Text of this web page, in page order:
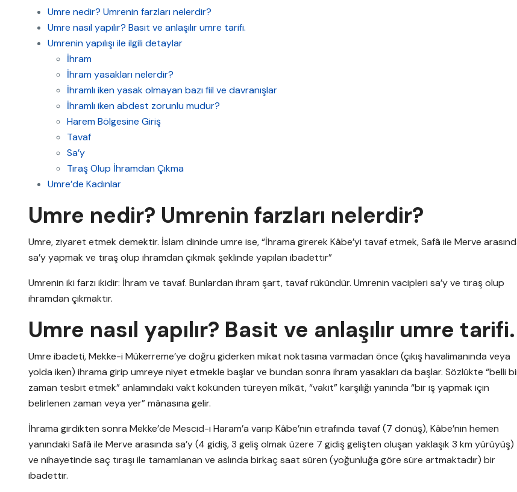
Umre nedir? Umrenin farzları nelerdir?
Umre nasıl yapılır? Basit ve anlaşılır umre tarifi.
Umrenin yapılışı ile ilgili detaylar
İhram
İhram yasakları nelerdir?
İhramlı iken yasak olmayan bazı fiil ve davranışlar
İhramlı iken abdest zorunlu mudur?
Harem Bölgesine Giriş
Tavaf
Sa’y
Tıraş Olup İhramdan Çıkma
Umre’de Kadınlar
Umre nedir? Umrenin farzları nelerdir?
Umre, ziyaret etmek demektir. İslam dininde umre ise, “İhrama girerek Kâbe’yi tavaf etmek, Safâ ile Merve
sa’y yapmak ve tıraş olup ihramdan çıkmak şeklinde yapılan ibadettir”
Umrenin iki farzı ikidir: İhram ve tavaf. Bunlardan ihram şart, tavaf rükündür. Umrenin vacipleri sa’y ve tıraş olup
ihramdan çıkmaktır.
Umre nasıl yapılır? Basit ve anlaşılır umre tarifi.
Umre ibadeti, Mekke-i Mükerreme’ye doğru giderken mikat noktasına varmadan önce (çıkış havalimanında veya
yolda iken) ihrama girip umreye niyet etmekle başlar ve bundan sonra ihram yasakları da başlar. Sözlükte “belli
zaman tesbit etmek” anlamındaki vakt kökünden türeyen mîkāt, “vakit” karşılığı yanında “bir iş yapmak için
belirlenen zaman veya yer” mânasına gelir.
İhrama girdikten sonra Mekke’de Mescid-i Haram’a varıp Kâbe’nin etrafında tavaf (7 dönüş), Kâbe’nin hemen
yanındaki Safâ ile Merve arasında sa’y (4 gidiş, 3 geliş olmak üzere 7 gidiş gelişten oluşan yaklaşık 3 km yürüyüş)
ve nihayetinde saç tıraşı ile tamamlanan ve aslında birkaç saat süren (yoğunluğa göre süre artmaktadır) bir
ibadettir.